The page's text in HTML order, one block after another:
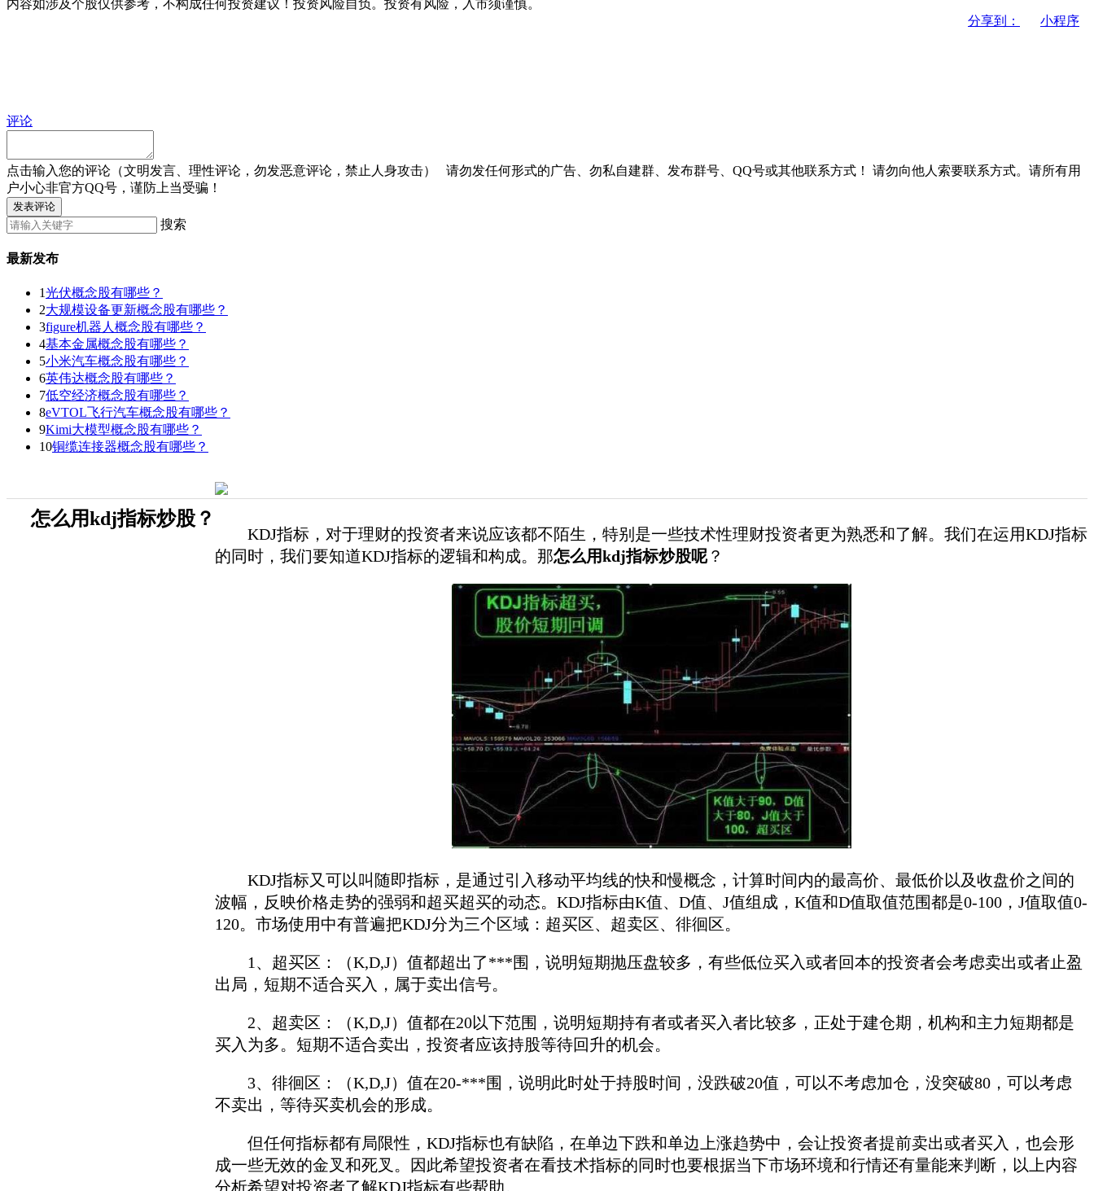
内容如涉及个股仅供参考，不构成任何投资建议！投资风险自负。投资有风险，入市须谨慎。
分享到：
小程序
评论
点击输入您的评论（文明发言、理性评论，勿发恶意评论，禁止人身攻击） 请勿发任何形式的广告、勿私自建群、发布群号、QQ号或其他联系方式！
请勿向他人索要联系方式。请所有用
户小心非官方QQ号，谨防上当受骗！
发表评论
搜索
最新发布
1光伏概念股有哪些？
2大规模设备更新概念股有哪些？
3figure机器人概念股有哪些？
4基本金属概念股有哪些？
5小米汽车概念股有哪些？
6英伟达概念股有哪些？
7低空经济概念股有哪些？
8eVTOL飞行汽车概念股有哪些？
9Kimi大模型概念股有哪些？
10铜缆连接器概念股有哪些？
怎么用kdj指标炒股？
KDJ指标，对于理财的投资者来说应该都不陌生，特别是一些技术性理财投资者更为熟悉和了解。我们在运用KDJ指标
的同时，我们要知道KDJ指标的逻辑和构成。那怎么用kdj指标炒股呢？
KDJ指标又可以叫随即指标，是通过引入移动平均线的快和慢概念，计算时间内的最高价、最低价以及收盘价之间的
波幅，反映价格走势的强弱和超买超买的动态。KDJ指标由K值、D值、J值组成，K值和D值取值范围都是0-100，J值取值0-
120。市场使用中有普遍把KDJ分为三个区域：超买区、超卖区、徘徊区。
1、超买区：（K,D,J）值都超出了***围，说明短期抛压盘较多，有些低位买入或者回本的投资者会考虑卖出或者止盈
出局，短期不适合买入，属于卖出信号。
2、超卖区：（K,D,J）值都在20以下范围，说明短期持有者或者买入者比较多，正处于建仓期，机构和主力短期都是
买入为多。短期不适合卖出，投资者应该持股等待回升的机会。
3、徘徊区：（K,D,J）值在20-***围，说明此时处于持股时间，没跌破20值，可以不考虑加仓，没突破80，可以考虑
不卖出，等待买卖机会的形成。
但任何指标都有局限性，KDJ指标也有缺陷，在单边下跌和单边上涨趋势中，会让投资者提前卖出或者买入，也会形
成一些无效的金叉和死叉。因此希望投资者在看技术指标的同时也要根据当下市场环境和行情还有量能来判断，以上内容
分析希望对投资者了解KDJ指标有些帮助。